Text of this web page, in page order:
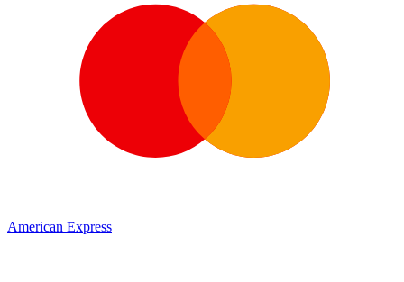
American Express